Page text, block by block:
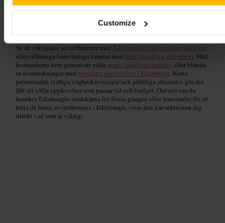
Customize
till fots och få ut det mesta av en kompakt stad. Börja din dag på
Se de viktigaste sevärdheterna med Edinburghs viktigaste sevärdheter,
eller tillbringa barnvänliga timmar med familjevänliga aktiviteter. Håll
kostnaderna nere genom att välja gratis familjeaktiviteter, eller blanda
in överraskningar med ovanliga upplevelser i Edinburgh. Korta
promenader, tydliga vägbeskrivningar och pålitliga alternativ gör det
lätt att välja upplevelser som passar tid och budget. Oavsett om du
besöker Edinburghs stadskärna för första gången eller återvänder för att
hitta de bästa sevärdheterna i Edinburgh, visar den här sektionen dig
direkt vad som är viktigt.